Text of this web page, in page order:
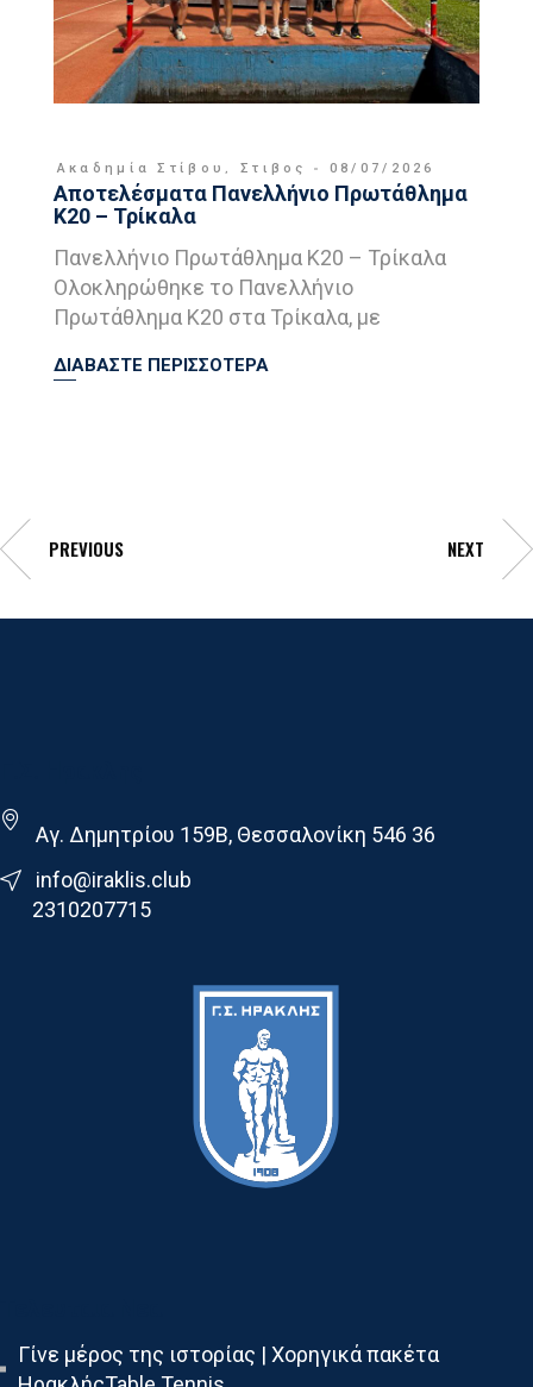
Ακαδημία Στίβου , Στιβος 08/07/2026
Αποτελέσματα Πανελλήνιο Πρωτάθλημα
Κ20 – Τρίκαλα
Πανελλήνιο Πρωτάθλημα Κ20 – Τρίκαλα
Ολοκληρώθηκε το Πανελλήνιο
Πρωτάθλημα Κ20 στα Τρίκαλα, με
ΔΙΑΒΑΣΤΕ ΠΕΡΙΣΣΟΤΕΡΑ
PREVIOUS NEXT
Αγ. Δημητρίου 159Β, Θεσσαλονίκη 546 36
info@iraklis.club
2310207715
Γίνε μέρος της ιστορίας | Χορηγικά πακέτα